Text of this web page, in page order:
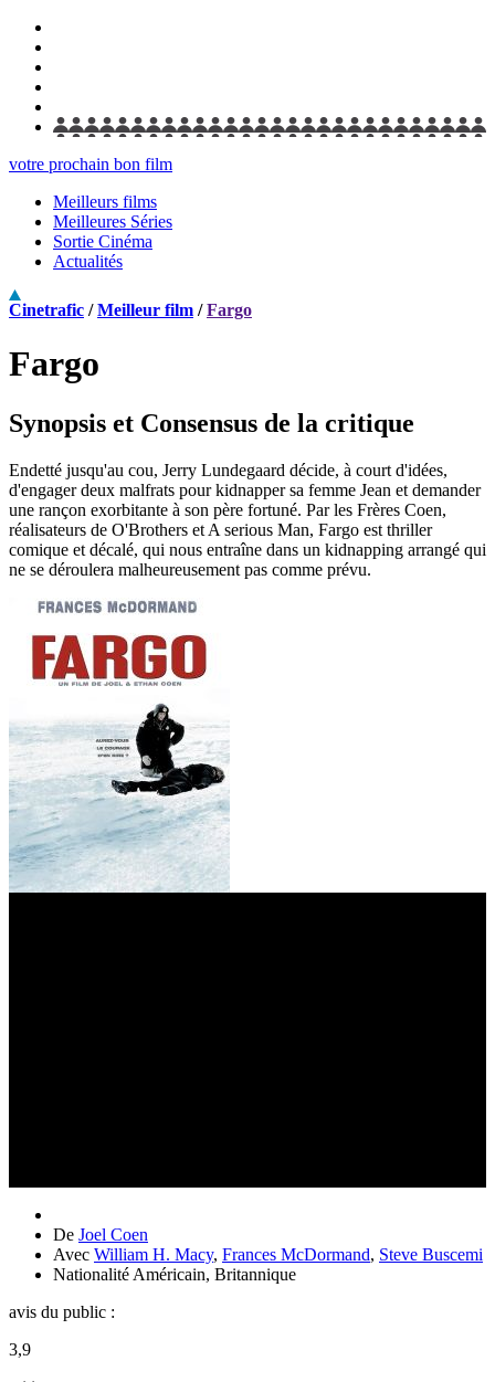
votre prochain bon film
Meilleurs films
Meilleures Séries
Sortie Cinéma
Actualités
Cinetrafic /Meilleur film /Fargo
Fargo
Synopsis et Consensus de la critique
Endetté jusqu'au cou, Jerry Lundegaard décide, à court d'idées,
d'engager deux malfrats pour kidnapper sa femme Jean et demander
une rançon exorbitante à son père fortuné. Par les Frères Coen,
réalisateurs de O'Brothers et A serious Man, Fargo est thriller
comique et décalé, qui nous entraîne dans un kidnapping arrangé qui
ne se déroulera malheureusement pas comme prévu.
De Joel Coen
Avec William H. Macy, Frances McDormand, Steve Buscemi
Nationalité Américain, Britannique
avis du public :
3,9